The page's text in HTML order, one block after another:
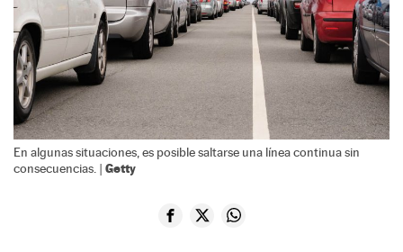
En algunas situaciones, es posible saltarse una línea continua sin
consecuencias. | Getty